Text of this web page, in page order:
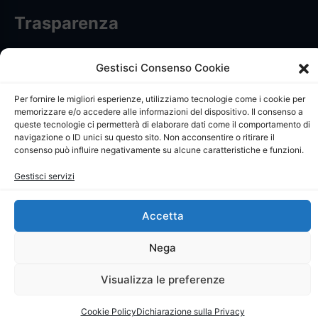
Gestisci Consenso Cookie
Per fornire le migliori esperienze, utilizziamo tecnologie come i cookie per
memorizzare e/o accedere alle informazioni del dispositivo. Il consenso a
queste tecnologie ci permetterà di elaborare dati come il comportamento di
navigazione o ID unici su questo sito. Non acconsentire o ritirare il
consenso può influire negativamente su alcune caratteristiche e funzioni.
Gestisci servizi
Accetta
Nega
Visualizza le preferenze
Cookie PolicyDichiarazione sulla Privacy
Trasparenza
Cookie Policy
Dichiarazione di accessibilità
Whistleblowing